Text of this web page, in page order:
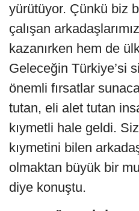
yürütüyor. Çünkü biz
çalışan
kazanırken hem de
Geleceğin Türkiye’si
önemli fırsatlar
tutan, eli alet tutan
kıymetli hale geldi.
kıymetini bilen
olmaktan büyük bir
diye konuştu.